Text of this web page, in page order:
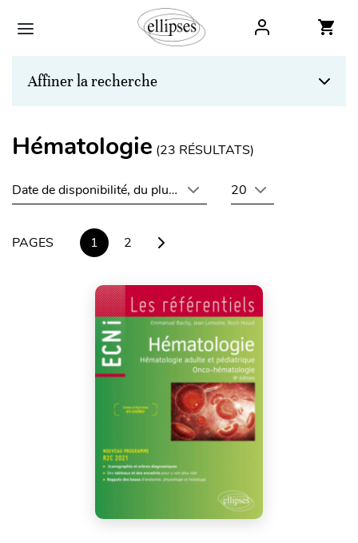
Affiner la recherche
Hématologie (23 RÉSULTATS)
Date de disponibilité, du plus récent au plus ancien
20
PAGES 1 2